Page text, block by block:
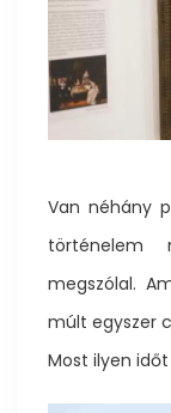
Van néhány
történelem
megszólal.
múlt egyszer
Most ilyen